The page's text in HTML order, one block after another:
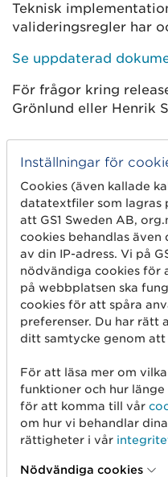
Teknisk
valideringsregler har
Se uppdaterad
För frågor kring
Grönlund eller Henrik
Kom igång
Skapa streckkod
Använd GLN
Sälj på marknadsplatser
Dela artikelinformation
Mät produkten rätt
Inställningar för
Cookies (även kallade
datatextfiler som lagras
att GS1 Sweden AB,
cookies behandlas
av din IP-adress. Vi på
nödvändiga cookies för
på webbplatsen ska
cookies för att spåra
preferenser. Du har rätt
ditt samtycke genom att
För att läsa mer om
funktioner och hur länge
för att komma till vår
om hur vi behandlar
rättigheter i vår
Nödvändiga cookies